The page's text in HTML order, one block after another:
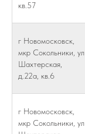
кв.57
г Новомосковск,
мкр Сокольники, ул
Шахтерская,
д.22а, кв.6
г Новомосковск,
мкр Сокольники, ул